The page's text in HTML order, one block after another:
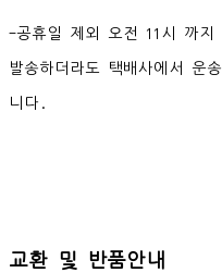
-공휴일 제외 오전 11시 까지
발송하더라도 택배사에서 운
니다.
교환 및 반품안내